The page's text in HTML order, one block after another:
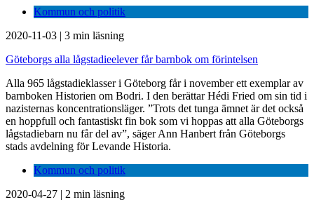
Kommun och politik
2020-11-03 | 3 min läsning
Göteborgs alla lågstadieelever får barnbok om förintelsen
Alla 965 lågstadieklasser i Göteborg får i november ett exemplar av
barnboken Historien om Bodri. I den berättar Hédi Fried om sin tid i
nazisternas koncentrationsläger. ”Trots det tunga ämnet är det också
en hoppfull och fantastiskt fin bok som vi hoppas att alla Göteborgs
lågstadiebarn nu får del av”, säger Ann Hanbert från Göteborgs
stads avdelning för Levande Historia.
Kommun och politik
2020-04-27 | 2 min läsning